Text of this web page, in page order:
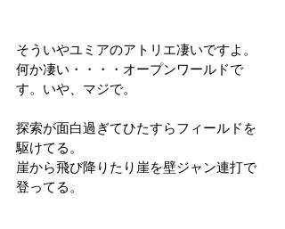
そういやユミアのアトリエ凄いですよ。
何か凄い・・・・オープンワールドで
す。いや、マジで。
探索が面白過ぎてひたすらフィールドを
駆けてる。
崖から飛び降りたり崖を壁ジャン連打で
登ってる。